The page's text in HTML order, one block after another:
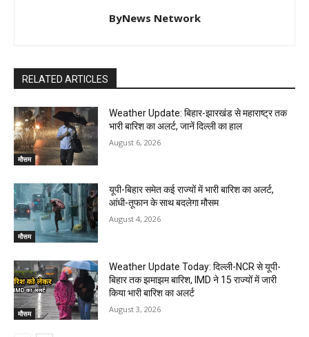
ByNews Network
RELATED ARTICLES
मौसम
Weather Update: बिहार-झारखंड से महाराष्ट्र तक
भारी बारिश का अलर्ट, जानें दिल्ली का हाल
August 6, 2026
मौसम
यूपी-बिहार समेत कई राज्यों में भारी बारिश का अलर्ट,
आंधी-तूफान के साथ बदलेगा मौसम
August 4, 2026
मौसम
Weather Update Today: दिल्ली-NCR से यूपी-
बिहार तक झमाझम बारिश, IMD ने 15 राज्यों में जारी
किया भारी बारिश का अलर्ट
August 3, 2026